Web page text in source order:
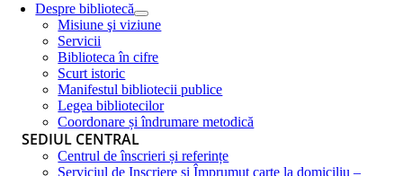
Despre bibliotecă
Misiune şi viziune
Servicii
Biblioteca în cifre
Scurt istoric
Manifestul bibliotecii publice
Legea bibliotecilor
Coordonare și îndrumare metodică
SEDIUL CENTRAL
Centrul de înscrieri și referințe
Serviciul de Inscriere şi Împrumut carte la domiciliu –